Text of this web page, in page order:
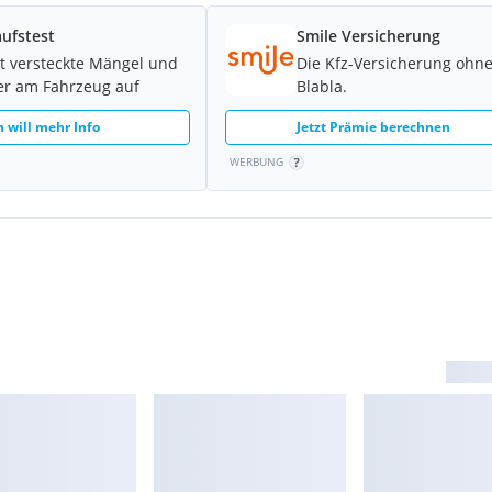
und Sportmodus
versteckte Mängel und
am Fahrzeug auf
will mehr Info
Smile Versicherung
Die Kfz-Versicherung ohne
Blabla.
Jetzt Prämie berechnen
WERBUNG